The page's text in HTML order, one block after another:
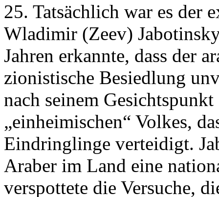
25. Tatsächlich war es der
Wladimir (Zeev)
Jahren erkannte, dass der
zionistische Besiedlung
nach seinem
„einheimischen“ Volkes,
Eindringlinge verteidigt.
Araber im Land eine
verspottete die Versuche,